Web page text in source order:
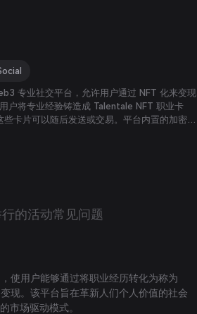
专业社交平台，允许用户通过 NFT 化来变现
户将专业经验铸造成 Talentale NFT 职业卡
些卡片可以随后发送或交易。平台内置的加密激
，使用户能够自主管理和交易自己的信息，随
的活动常见问题
使用户能够通过将职业经历转化为称为
现。该平台旨在革新人们个人价值的社会
市场驱动模式。